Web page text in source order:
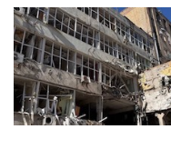
" />